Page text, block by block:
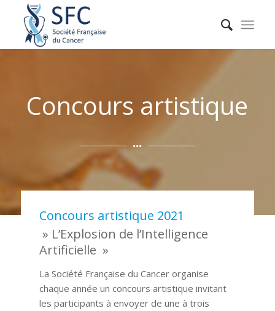
Concours artistique
Concours artistique 2021
» L’Explosion de l’Intelligence
Artificielle »
La Société Française du Cancer organise
chaque année un concours artistique invitant
les participants à envoyer de une à trois